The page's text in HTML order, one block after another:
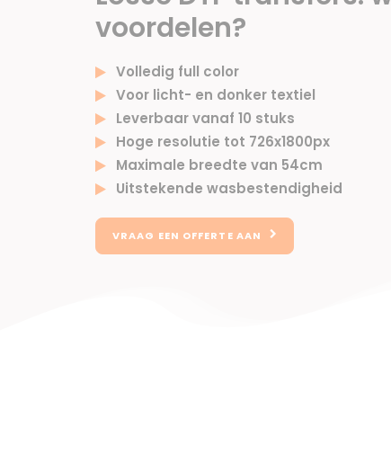
voordelen?
Volledig full color
Voor licht- en donker textiel
Leverbaar vanaf 10 stuks
Hoge resolutie tot 726x1800px
Maximale breedte van 54cm
Uitstekende wasbestendigheid
VRAAG EEN OFFERTE AAN